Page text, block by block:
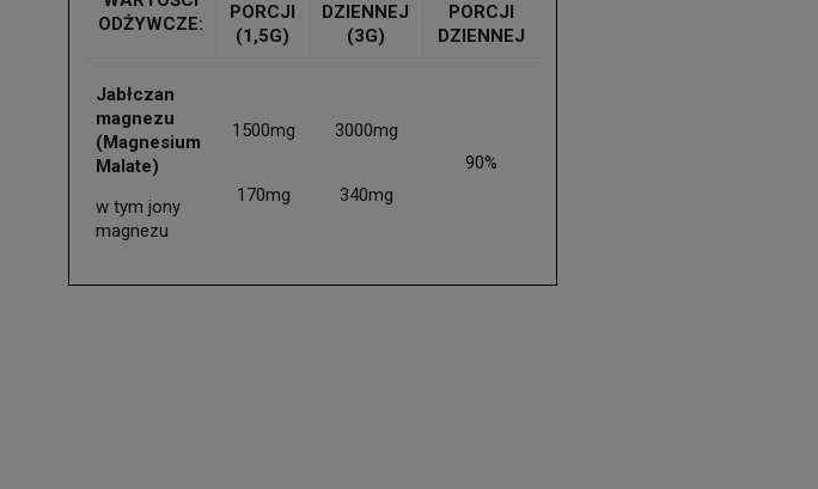
ODŻYWCZE:
PORCJI
(1,5G)
DZIENNEJ
(3G)
PORCJI
DZIENNEJ
Jabłczan
magnezu
(Magnesium
Malate)
w tym jony
magnezu
1500mg
170mg
3000mg
340mg
90%